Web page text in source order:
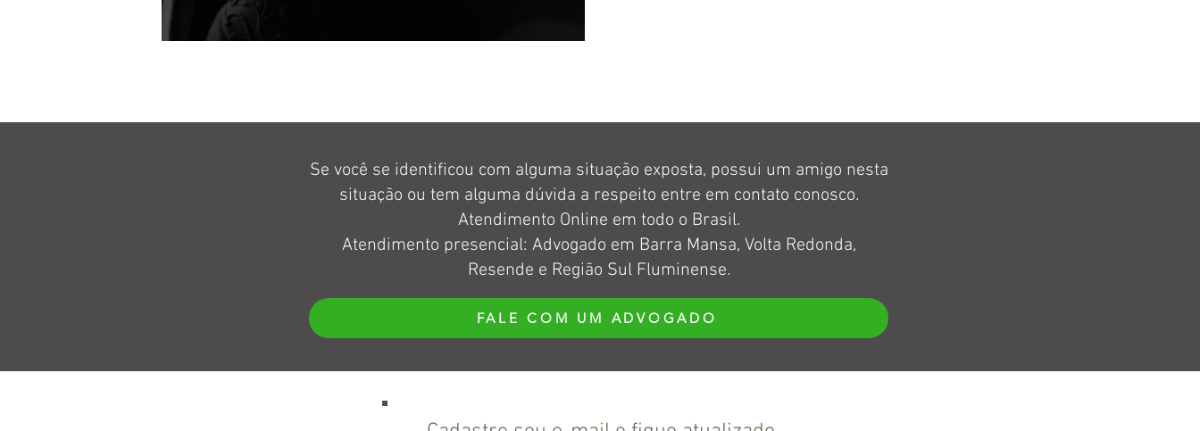
Se você se identificou com alguma situação exposta, possui um amigo nesta
situação ou tem alguma dúvida a respeito entre em contato conosco.
Atendimento Online em todo o Brasil.
Atendimento presencial: Advogado em Barra Mansa, Volta Redonda,
Resende e Região Sul Fluminense.
FALE COM UM ADVOGADO